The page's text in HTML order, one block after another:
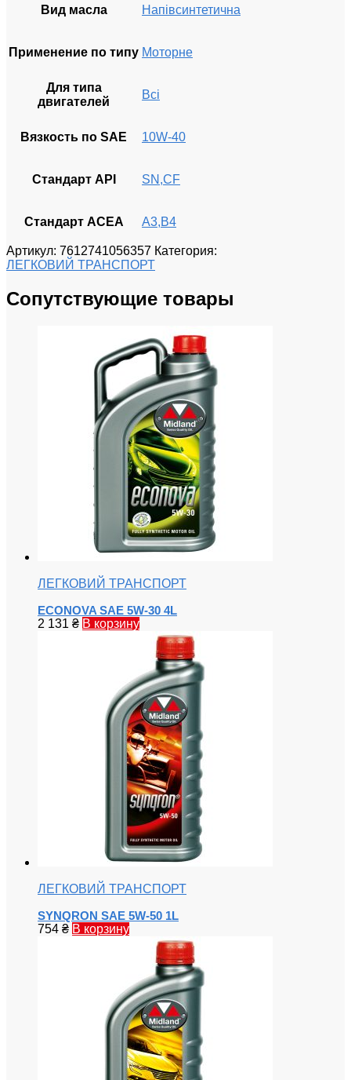
Вид масла Напівсинтетична
Применение по типу Моторне
Для типа
двигателей
Всі
Вязкость по SAE 10W-40
Стандарт API SN,CF
Стандарт ACEA A3,B4
Артикул: 7612741056357 Категория:
ЛЕГКОВИЙ ТРАНСПОРТ
Сопутствующие товары
ЛЕГКОВИЙ ТРАНСПОРТ
ECONOVA SAE 5W-30 4L
2 131 ₴ В корзину
ЛЕГКОВИЙ ТРАНСПОРТ
SYNQRON SAE 5W-50 1L
754 ₴ В корзину